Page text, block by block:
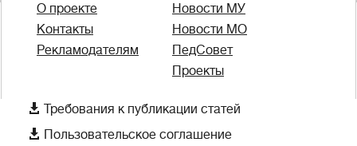
О проекте
Контакты
Рекламодателям
Новости МУ
Новости МО
ПедСовет
Проекты
 Требования к публикации статей
 Пользовательское соглашение